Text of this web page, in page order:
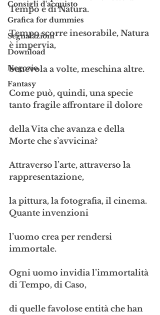
Consigli d'acquisto
Grafica for dummies
Segnalazioni
Download
Negozio
Fantasy
Tempo e di Natura.
Tempo scorre inesorabile, Natura
è impervia,
benevola a volte, meschina altre.
Come può, quindi, una specie
tanto fragile affrontare il dolore
della Vita che avanza e della
Morte che s’avvicina?
Attraverso l’arte, attraverso la
rappresentazione,
la pittura, la fotografia, il cinema.
Quante invenzioni
l’uomo crea per rendersi
immortale.
Ogni uomo invidia l’immortalità
di Tempo, di Caso,
di quelle favolose entità che han